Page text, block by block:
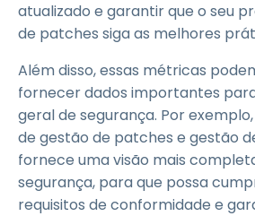
atualizado e garantir que o seu
de patches siga as melhores
Além disso, essas métricas
fornecer dados importantes
geral de segurança. Por
de gestão de patches e gestão
fornece uma visão mais
segurança, para que possa
requisitos de conformidade e